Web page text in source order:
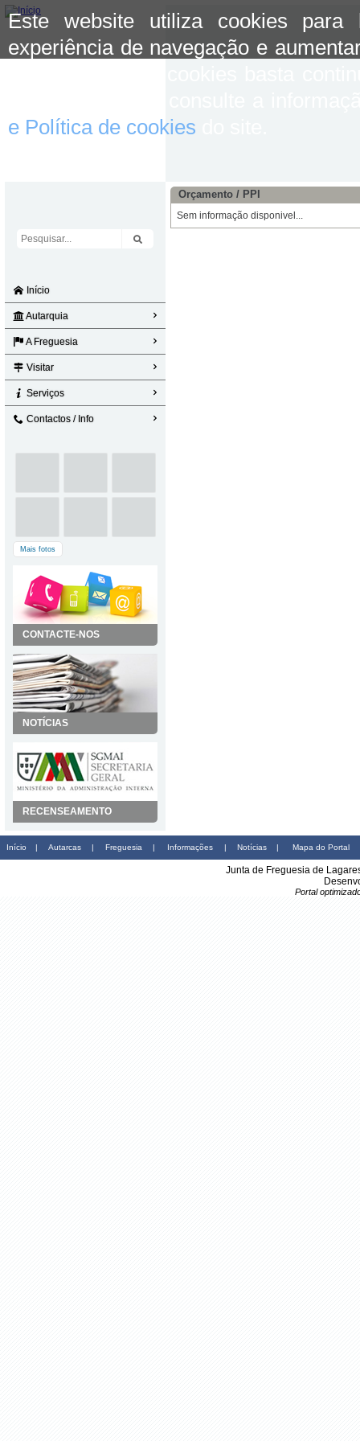
Este website utiliza cookies para
experiência de navegação e
e Política de cookies
Início
Autarquia
A Freguesia
Visitar
Serviços
Contactos / Info
Mais fotos
CONTACTE-NOS
NOTÍCIAS
RECENSEAMENTO
Orçamento / PPI
Sem informação disponivel...
Início | Autarcas | Freguesia | Informações | Notícias | Mapa do Portal
Junta de Freguesia de
Portal